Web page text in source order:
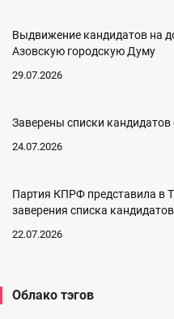
Выдвижение кандидатов на
Азовскую городскую Думу
29.07.2026
Заверены списки кандидатов
24.07.2026
Партия КПРФ представила в
заверения списка кандидатов
22.07.2026
Облако тэгов